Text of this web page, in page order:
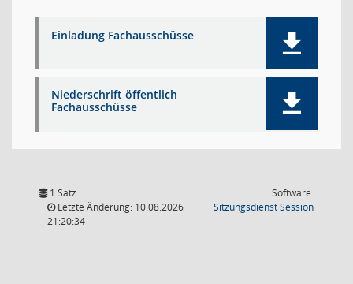
Einladung Fachausschüsse
Niederschrift öffentlich
Fachausschüsse
1 Satz
Letzte Änderung: 10.08.2026
21:20:34
Software:
SitzungsdienstSession(Wird in